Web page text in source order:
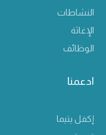
النشاطات
الإغاثة
الوظائف
ادعمنا
إكفل يتيما